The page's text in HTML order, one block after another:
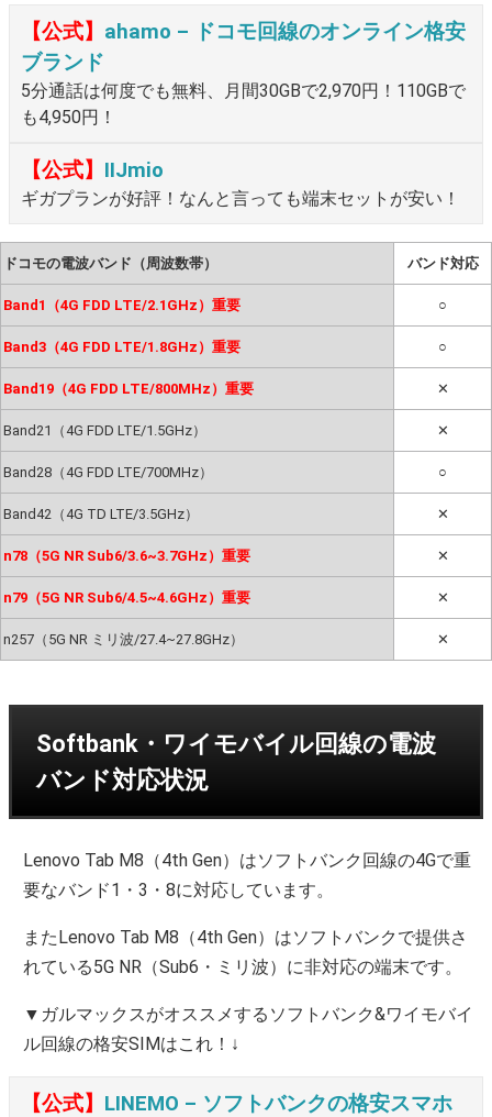
【公式】 ahamo – ドコモ回線のオンライン格安
ブランド
5分通話は何度でも無料、月間30GBで2,970円！110GBで
も4,950円！
【公式】 IIJmio
ギガプランが好評！なんと言っても端末セットが安い！
ドコモの電波バンド（周波数帯） バンド対応
Band1（4G FDD LTE/2.1GHz）重要 ○
Band3（4G FDD LTE/1.8GHz）重要 ○
Band19（4G FDD LTE/800MHz）重要 ✕
Band21（4G FDD LTE/1.5GHz） ✕
Band28（4G FDD LTE/700MHz） ○
Band42（4G TD LTE/3.5GHz） ✕
n78（5G NR Sub6/3.6~3.7GHz）重要 ✕
n79（5G NR Sub6/4.5~4.6GHz）重要 ✕
n257（5G NR ミリ波/27.4~27.8GHz） ✕
Softbank・ワイモバイル回線の電波
バンド対応状況
Lenovo Tab M8（4th Gen）はソフトバンク回線の4Gで重
要なバンド1・3・8に対応しています。
またLenovo Tab M8（4th Gen）はソフトバンクで提供さ
れている5G NR（Sub6・ミリ波）に非対応の端末です。
▼ガルマックスがオススメするソフトバンク&ワイモバイ
ル回線の格安SIMはこれ！↓
【公式】 LINEMO – ソフトバンクの格安スマホ